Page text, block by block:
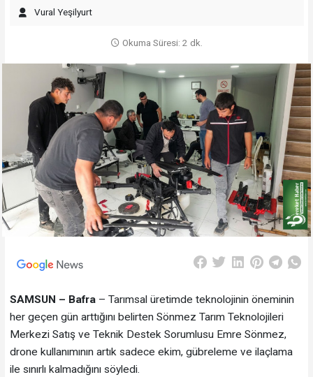
Vural Yeşilyurt
Okuma Süresi: 2 dk.
SAMSUN – Bafra– Tarımsal üretimde teknolojinin öneminin
her geçen gün arttığını belirten Sönmez Tarım Teknolojileri
Merkezi Satış ve Teknik Destek Sorumlusu Emre Sönmez,
drone kullanımının artık sadece ekim, gübreleme ve ilaçlama
ile sınırlı kalmadığını söyledi.